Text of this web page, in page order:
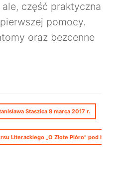
część praktyczna
pomocy.
oraz bezcenne
Staszica 8 marca 2017 r.
Literackiego „O Złote Pióro” pod